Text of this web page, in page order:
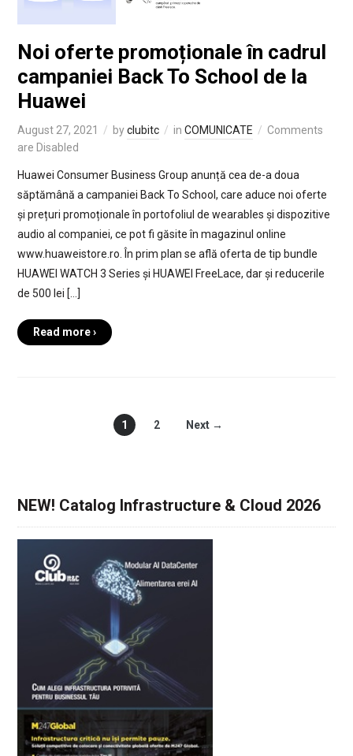
Noi oferte promoționale în cadrul
campaniei Back To School de la
Huawei
August 27, 2021 byclubitc in COMUNICATE
Comments
are Disabled
Huawei Consumer Business Group anunță cea de-a doua
săptămână a campaniei Back To School, care aduce noi oferte
și prețuri promoționale în portofoliul de wearables și dispozitive
audio al companiei, ce pot fi găsite în magazinul online
www.huaweistore.ro. În prim plan se află oferta de tip bundle
HUAWEI WATCH 3 Series și HUAWEI FreeLace, dar și reducerile
de 500 lei […]
Read more ›
1 2 Next →
NEW! Catalog Infrastructure & Cloud 2026